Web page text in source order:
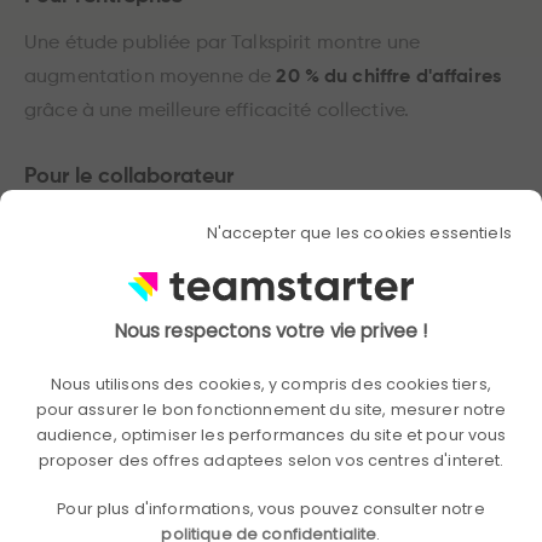
Une étude publiée par Talkspirit montre une
augmentation moyenne de20 % du chiffre d'affaires
grâce à une meilleure efficacité collective.
Pour le collaborateur
74 % des salariés qui se sentent
Les 7 actions pour souder et motiver
Instaurer une vision et des objectifs partagés
outil efficace pour aligner les efforts et créer un
N'accepter que les cookies essentiels
Nous respectons votre vie privee !
Nous utilisons des cookies, y compris des cookies tiers,
pour assurer le bon fonctionnement du site, mesurer notre
audience, optimiser les performances du site et pour vous
proposer des offres adaptees selon vos centres d'interet.
Pour plus d'informations, vous pouvez consulter notre
politique de confidentialite.